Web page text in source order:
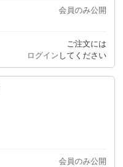
会員のみ公開
ご注文には
ログイン してください
会員のみ公開